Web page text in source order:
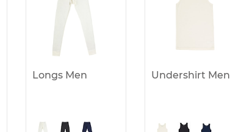
Longs Men Undershirt Men